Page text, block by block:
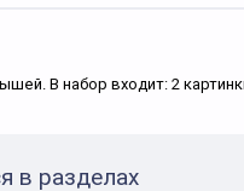
В набор входит: 2
в разделах